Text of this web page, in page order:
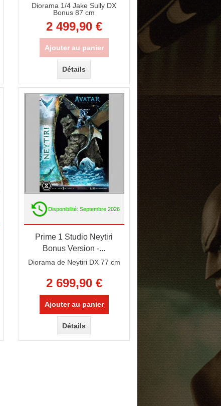
Diorama 1/4 Jake Sully DX
Bonus 87 cm
2 499,90 €
Ajouter au panier
Détails
Disponibilité: Septembre 2026
Prime 1 Studio Neytiri
Bonus Version -...
Diorama de Neytiri DX 77 cm
2 699,90 €
Ajouter au panier
Détails